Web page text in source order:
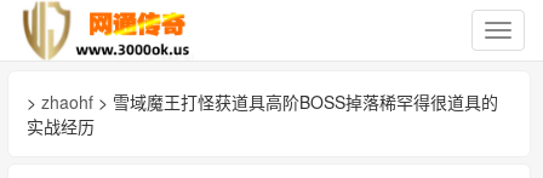
切
换
> zhaohf > 雪域魔王打怪获道具高阶BOSS掉落稀罕得很道具的
实战经历